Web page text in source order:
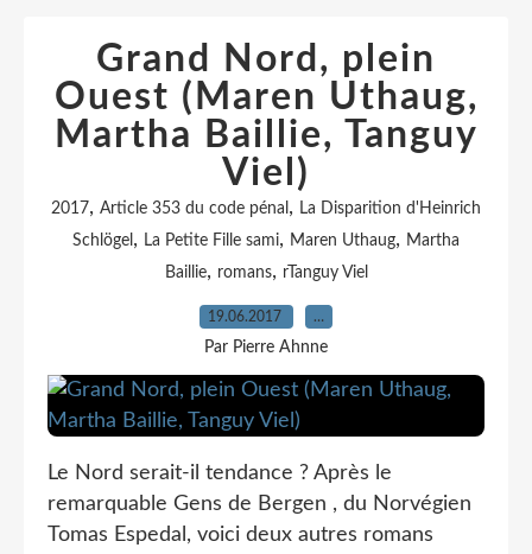
Grand Nord, plein
Ouest (Maren Uthaug,
Martha Baillie, Tanguy
Viel)
2017, Article 353 du code pénal , La Disparition d'Heinrich
Schlögel , La Petite Fille sami, Maren Uthaug, Martha
Baillie, romans, rTanguy Viel
19.06.2017 …
Par Pierre Ahnne
Le Nord serait-il tendance ? Après le
remarquable Gens de Bergen , du Norvégien
Tomas Espedal, voici deux autres romans